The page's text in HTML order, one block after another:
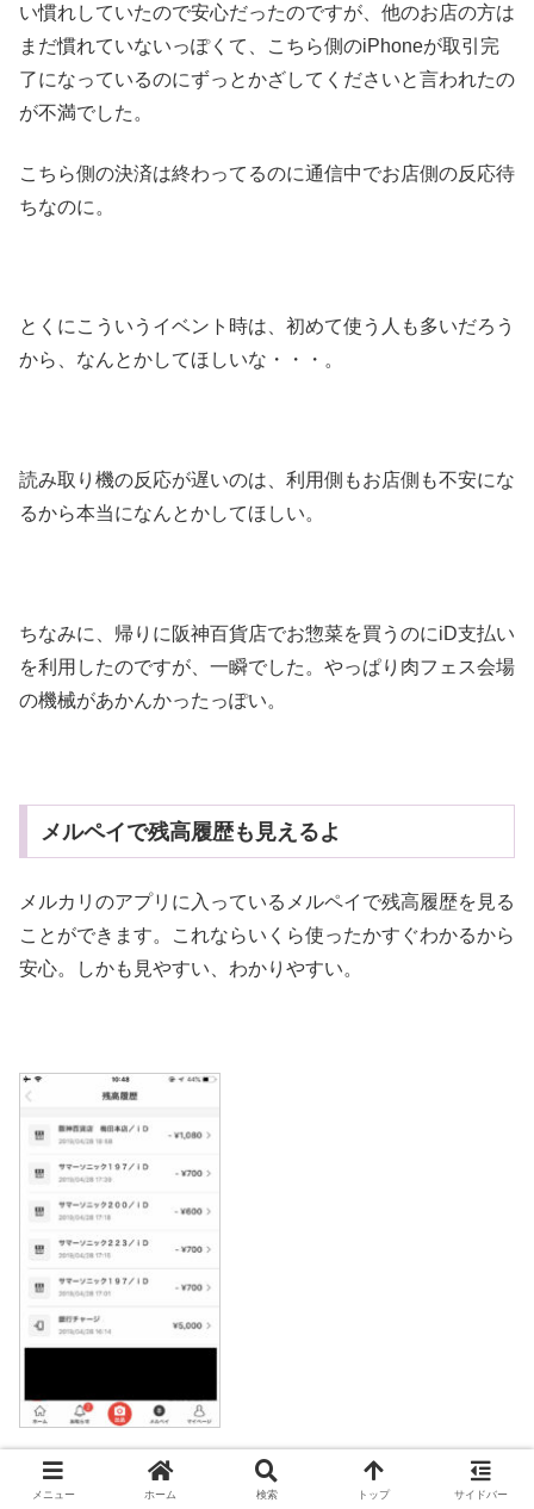
い慣れしていたので安心だったのですが、他のお店の方は
まだ慣れていないっぽくて、こちら側のiPhoneが取引完
了になっているのにずっとかざしてくださいと言われたの
が不満でした。
こちら側の決済は終わってるのに通信中でお店側の反応待
ちなのに。
とくにこういうイベント時は、初めて使う人も多いだろう
から、なんとかしてほしいな・・・。
読み取り機の反応が遅いのは、利用側もお店側も不安にな
るから本当になんとかしてほしい。
ちなみに、帰りに阪神百貨店でお惣菜を買うのにiD支払い
を利用したのですが、一瞬でした。やっぱり肉フェス会場
の機械があかんかったっぽい。
メルペイで残高履歴も見えるよ
メルカリのアプリに入っているメルペイで残高履歴を見る
ことができます。これならいくら使ったかすぐわかるから
安心。しかも見やすい、わかりやすい。
履歴をさらすのは若干恥ずかしいですが、参考までに。
メニュー ホーム 検索 トップ サイドバー